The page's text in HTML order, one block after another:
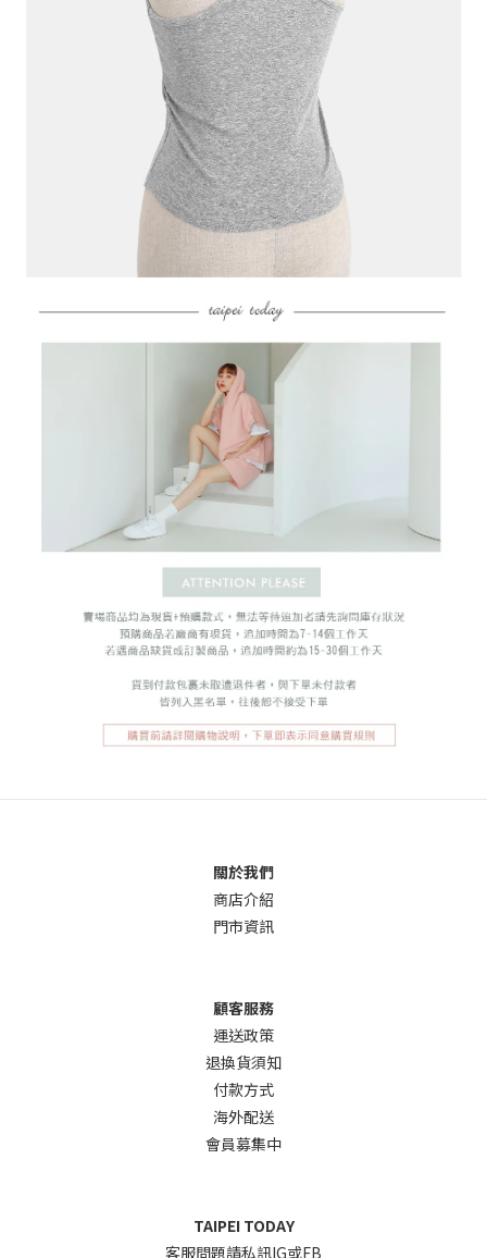
關於我們
商店介紹
門市資訊
顧客服務
運送政策
退換貨須知
付款方式
海外配送
會員募集中
TAIPEI TODAY
客服問題請私訊IG或FB